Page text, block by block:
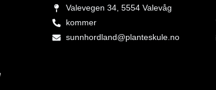
Valevegen 34, 5554 Valevåg
kommer
sunnhordland@planteskule.no